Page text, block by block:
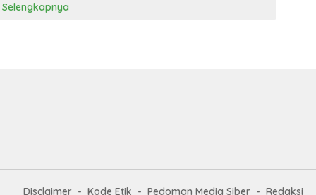
Selengkapnya
Disclaimer Kode Etik Pedoman Media Siber Redaksi